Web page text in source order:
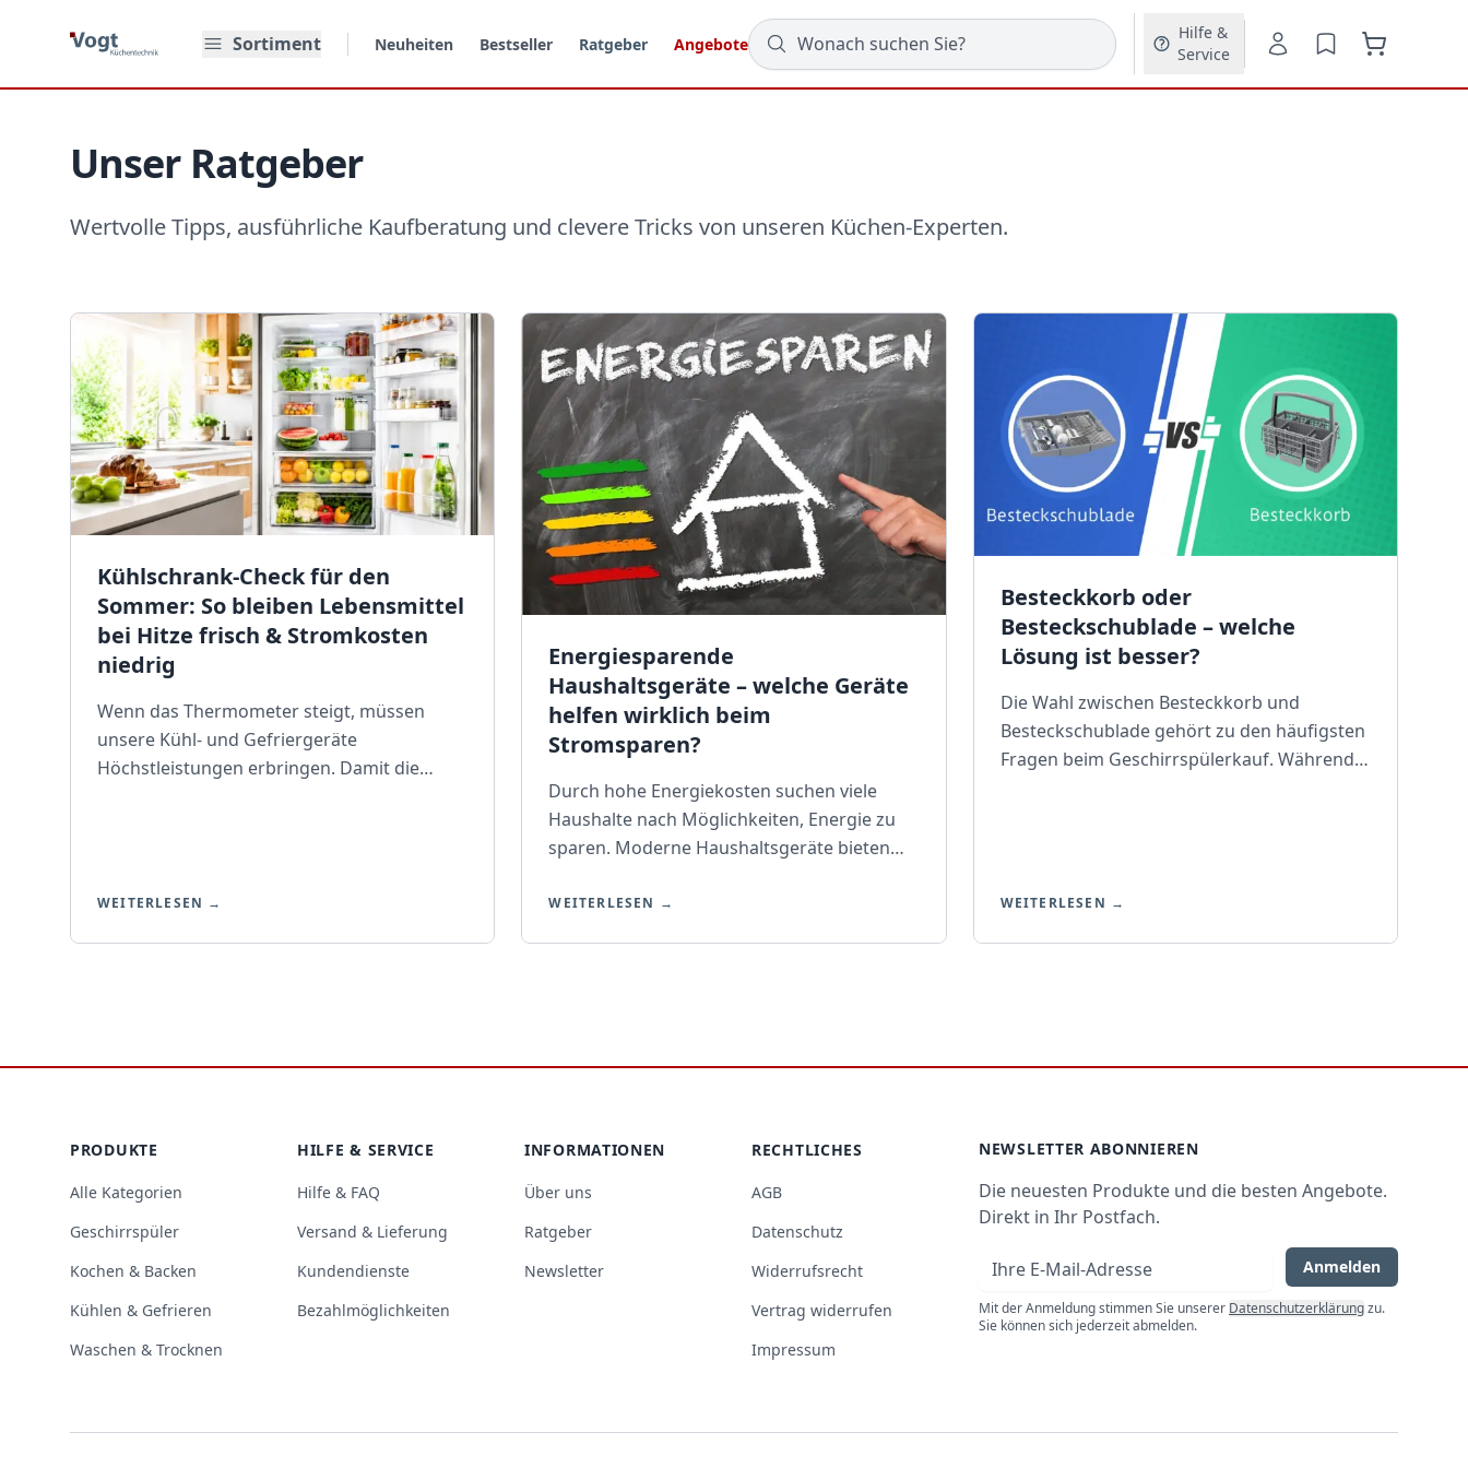
Sortiment
Neuheiten Bestseller Ratgeber Angebote
Hilfe &
Service
Unser Ratgeber
Wertvolle Tipps, ausführliche Kaufberatung und clevere Tricks von unseren Küchen-Experten.
Kühlschrank-Check für den
Sommer: So bleiben Lebensmittel
bei Hitze frisch & Stromkosten
niedrig
Wenn das Thermometer steigt, müssen
unsere Kühl- und Gefriergeräte
Höchstleistungen erbringen. Damit die
Check“. Mythos Temperatur: Kälter ist nicht
immer besser Viele Kunden stellen ihre
WEITERLESEN →
Energiesparende
Haushaltsgeräte – welche Geräte
helfen wirklich beim
Stromsparen?
Durch hohe Energiekosten suchen viele
Haushalte nach Möglichkeiten, Energie zu
sparen. Moderne Haushaltsgeräte bieten
deutlich reduzieren können. Doch welche
[…]
WEITERLESEN →
Besteckkorb oder
Besteckschublade – welche
Lösung ist besser?
Die Wahl zwischen Besteckkorb und
Besteckschublade gehört zu den häufigsten
Fragen beim Geschirrspülerkauf. Während
bietet mehr Vorteile? Wir zeigen Ihnen die
WEITERLESEN →
PRODUKTE
Alle Kategorien
Geschirrspüler
Kochen & Backen
Kühlen & Gefrieren
Waschen & Trocknen
HILFE & SERVICE
Hilfe & FAQ
Versand & Lieferung
Kundendienste
Bezahlmöglichkeiten
INFORMATIONEN
Über uns
Ratgeber
Newsletter
RECHTLICHES
AGB
Datenschutz
Widerrufsrecht
Vertrag widerrufen
Impressum
NEWSLETTER ABONNIEREN
Die neuesten Produkte und die besten Angebote.
Direkt in Ihr Postfach.
E-Mail-Adresse
Anmelden
Mit der Anmeldung stimmen Sie unserer Datenschutzerklärungzu.
Sie können sich jederzeit abmelden.